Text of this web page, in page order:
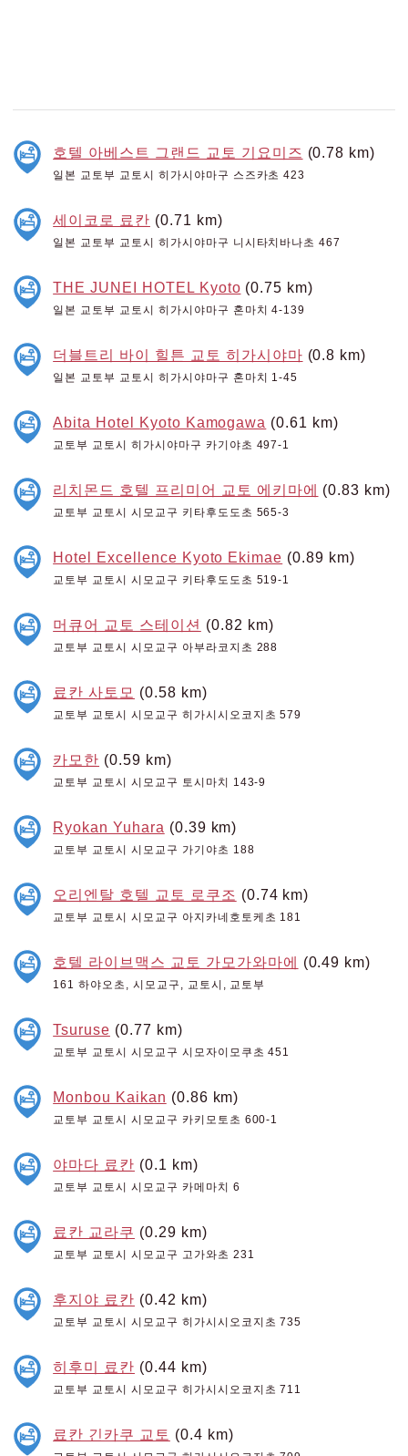
호텔 아베스트 그랜드 교토 기요미즈 (0.78 km)
일본 교토부 교토시 히가시야마구 스즈카초 423
세이코로 료칸 (0.71 km)
일본 교토부 교토시 히가시야마구 니시타치바나초 467
THE JUNEI HOTEL Kyoto (0.75 km)
일본 교토부 교토시 히가시야마구 혼마치 4-139
더블트리 바이 힐튼 교토 히가시야마 (0.8 km)
일본 교토부 교토시 히가시야마구 혼마치 1-45
Abita Hotel Kyoto Kamogawa (0.61 km)
교토부 교토시 히가시야마구 카기야초 497-1
리치몬드 호텔 프리미어 교토 에키마에 (0.83 km)
교토부 교토시 시모교구 키타후도도초 565-3
Hotel Excellence Kyoto Ekimae (0.89 km)
교토부 교토시 시모교구 키타후도도초 519-1
머큐어 교토 스테이션 (0.82 km)
교토부 교토시 시모교구 아부라코지초 288
료칸 사토모 (0.58 km)
교토부 교토시 시모교구 히가시시오코지초 579
카모한 (0.59 km)
교토부 교토시 시모교구 토시마치 143-9
Ryokan Yuhara (0.39 km)
교토부 교토시 시모교구 가기야초 188
오리엔탈 호텔 교토 로쿠조 (0.74 km)
교토부 교토시 시모교구 아지카네호토케초 181
호텔 라이브맥스 교토 가모가와마에 (0.49 km)
161 하야오초, 시모교구, 교토시, 교토부
Tsuruse (0.77 km)
교토부 교토시 시모교구 시모자이모쿠초 451
Monbou Kaikan (0.86 km)
교토부 교토시 시모교구 카키모토초 600-1
야마다 료칸 (0.1 km)
교토부 교토시 시모교구 카메마치 6
료칸 교라쿠 (0.29 km)
교토부 교토시 시모교구 고가와초 231
후지야 료칸 (0.42 km)
교토부 교토시 시모교구 히가시시오코지초 735
히후미 료칸 (0.44 km)
교토부 교토시 시모교구 히가시시오코지초 711
료칸 긴카쿠 교토 (0.4 km)